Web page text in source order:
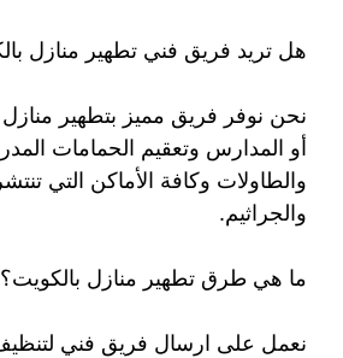
هل تريد فريق فني تطهير منازل
نحن نوفر فريق مميز بتطهير
أو المدارس وتعقيم الحمامات
والطاولات وكافة الأماكن التي
والجراثيم.
ما هي طرق تطهير منازل بالكويت؟
نعمل على ارسال فريق فني